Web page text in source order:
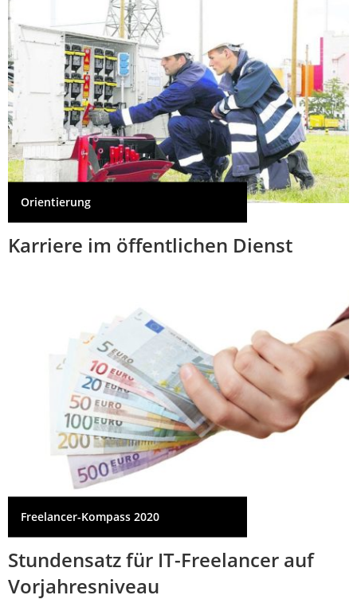
Orientierung
Karriere im öffentlichen Dienst
Freelancer-Kompass 2020
Stundensatz für IT-Freelancer auf
Vorjahresniveau